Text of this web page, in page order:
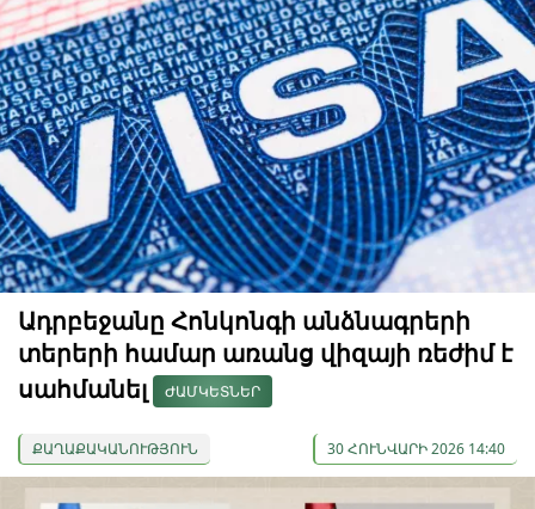
Ադրբեջանը Հոնկոնգի անձնագրերի
տերերի համար առանց վիզայի ռեժիմ է
սահմանել
ԺԱՄԿԵՏՆԵՐ
ՔԱՂԱՔԱԿԱՆՈՒԹՅՈՒՆ 30 ՀՈՒՆՎԱՐԻ 2026 14:40